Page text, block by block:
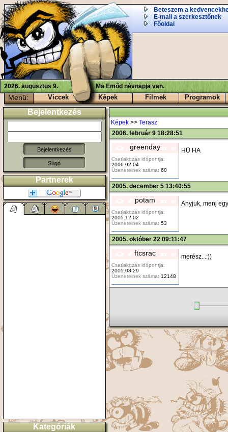
Beteszem a
E-mail a szerkesztőnek
Főoldal
2026. augusztus 9. Ma Emőd névnapja van.
Menü: Viccek Képek Filmek Programok
Bejelentkezés
Súgó
Partnerek
Kategóriák
Képek >> Terasz
2006. február 9 18:28:51
greenday
Csatlakozás időpontja:
2006.02.04
Üzeneteinek száma: 60
HÜ HA
2005. december 5 13:40:55
potam
Csatlakozás időpontja:
2005.12.02
Üzeneteinek száma: 53
Anyjuk, menj
2005. október 22 09:11:47
ftcsrac
Csatlakozás időpontja:
2005.08.29
Üzeneteinek száma: 12148
merész...:))